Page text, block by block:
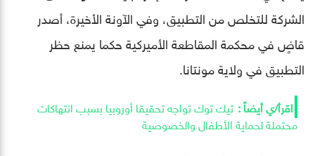
الشركة للتخلص من التطبيق، وفي الآونة الأخيرة، أصدر
قاضٍ في محكمة المقاطعة الأميركية حكما يمنع حظر
التطبيق في ولاية مونتانا.
تيك توك تواجه تحقيقا أوروبيا بسبب انتهاكات
محتملة لحماية الأطفال والخصوصية